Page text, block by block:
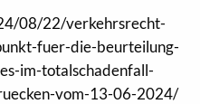
08/22/verkehrsrecht-
fuer-die-beurteilung-
im-totalschadenfall-
vom-13-06-2024/